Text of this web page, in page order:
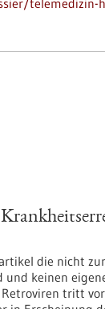
telemedizin-
die nicht
keinen
Retroviren tritt